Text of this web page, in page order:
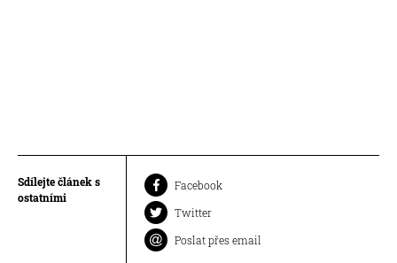
Sdílejte článek s
ostatními
Facebook
Twitter
Poslat přes email